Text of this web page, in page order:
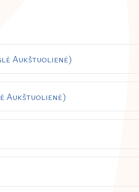
Aukštuolienė)
Aukštuolienė)